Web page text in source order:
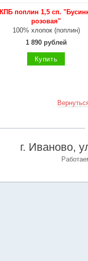
КПБ поплин 1,5 сп.
розовая"
100% хлопок (поплин)
1 890 рублей
Купить
г. Иваново,